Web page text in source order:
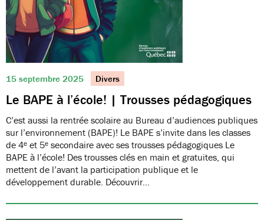
15 septembre 2025 Divers
Le BAPE à l’école! | Trousses pédagogiques
C’est aussi la rentrée scolaire au Bureau d’audiences publiques
sur l’environnement (BAPE)! Le BAPE s’invite dans les classes
de 4ᵉ et 5ᵉ secondaire avec ses trousses pédagogiques Le
BAPE à l’école! Des trousses clés en main et gratuites, qui
mettent de l’avant la participation publique et le
développement durable. Découvrir…